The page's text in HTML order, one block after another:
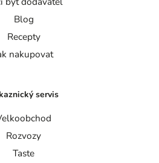
Blog
Recepty
nakupovat
servis
Rozvozy
Taste